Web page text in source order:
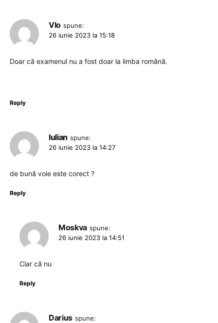
VIo spune:
26 iunie 2023 la 15:18
Doar că examenul nu a fost doar la limba română.
Reply
Iulian spune:
26 iunie 2023 la 14:27
de bună voie este corect ?
Reply
Moskva spune:
26 iunie 2023 la 14:51
Clar că nu
Reply
Darius spune: